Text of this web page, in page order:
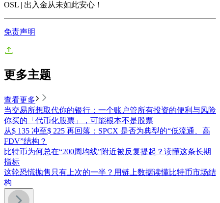
OSL | 出入金从未如此安心 ！
免责声明
更多主题
查看更多
当交易所想取代你的银行：一个账户管所有投资的便利与风险
你买的「代币化股票」，可能根本不是股票
从$ 135 冲至$ 225 再回落：SPCX 是否为典型的“低流通、高
FDV”结构？
比特币为何总在“200周均线”附近被反复提起？读懂这条长期
指标
这轮恐慌抛售只有上次的一半？用链上数据读懂比特币市场结
构